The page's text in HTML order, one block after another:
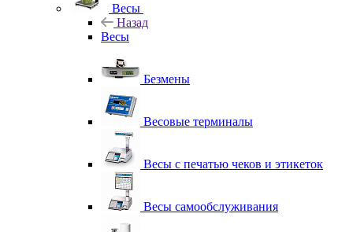
Весы
Назад
Весы
Безмены
Весовые терминалы
Весы с печатью чеков и этикеток
Весы самообслуживания